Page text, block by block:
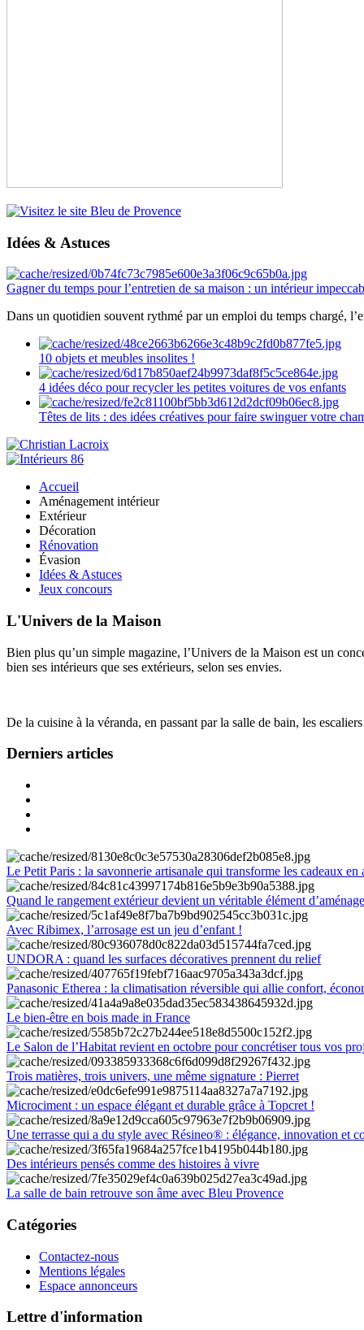
Idées & Astuces
Gagner du temps pour l’entretien de sa maison : un intérieur
Dans un quotidien souvent rythmé par un emploi du temps chargé,
10 objets et meubles insolites !
4 idées déco pour recycler les petites voitures de vos enfants
Têtes de lits : des idées créatives pour faire swinguer votre
Accueil
Aménagement intérieur
Extérieur
Décoration
Rénovation
Évasion
Idées & Astuces
Jeux concours
L'Univers de la Maison
Bien plus qu’un simple magazine, l’Univers de la Maison est un
bien ses intérieurs que ses extérieurs, selon ses envies.
De la cuisine à la véranda, en passant par la salle de bain, les
Derniers articles
Le Petit Paris : la savonnerie artisanale qui transforme les cadeaux en
Quand le rangement extérieur devient un véritable élément
Avec Ribimex, l’arrosage est un jeu d’enfant !
UNDORA : quand les surfaces décoratives prennent du relief
Panasonic Etherea : la climatisation réversible qui allie confort,
Le bien-être en bois made in France
Le Salon de l’Habitat revient en octobre pour concrétiser tous vos
Trois matières, trois univers, une même signature : Pierret
Microciment : un espace élégant et durable grâce à Topcret !
Une terrasse qui a du style avec Résineo® : élégance, innovation et
Des intérieurs pensés comme des histoires à vivre
La salle de bain retrouve son âme avec Bleu Provence
Catégories
Contactez-nous
Mentions légales
Espace annonceurs
Lettre d'information